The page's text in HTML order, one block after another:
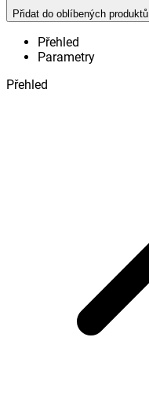
Přidat do oblíbených produktů
Přehled
Parametry
Přehled